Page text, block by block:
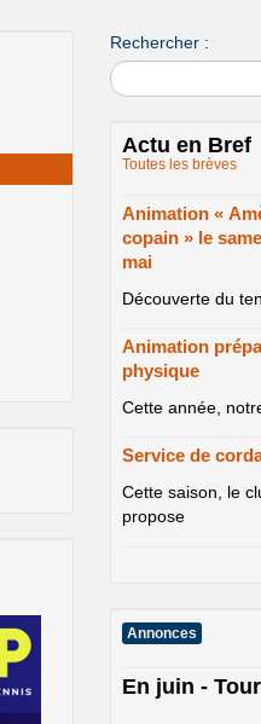
Rechercher :
Actu en Bref
Toutes les brèves
Animation «
copain » le
mai
Découverte du
Animation
physique
Cette année,
Service de
Cette saison, le
propose
Annonces
En juin -